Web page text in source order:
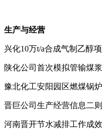
生产与经营
兴化10万t/a合成气制乙醇
陕化公司首次模拟管输煤
豫北化工安阳园区燃煤锅
晋巨公司生产经营信息二则
河南晋开节水减排工作成